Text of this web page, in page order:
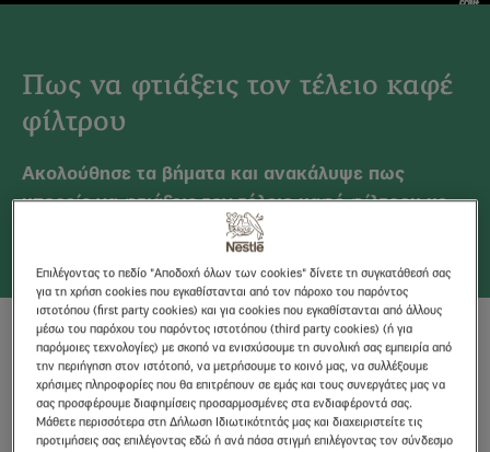
Πως να φτιάξεις τον τέλειο καφέ
φίλτρου
Aκολούθησε τα βήματα και ανακάλυψε πως
μπορείς να φτιάξεις τον τέλειο καφέ φίλτρου με
τον απόλυτο Buondi Craft Φίλτρου.
Ανακάλυψε πως μπορείς να
φτιάξεις τον τέλειο καφέ
φίλτρου!
Επιλέγοντας το πεδίο "Αποδοχή όλων των cookies" δίνετε τη συγκατάθεσή σας
για τη χρήση cookies που εγκαθίστανται από τον πάροχο του παρόντος
ιστοτόπου (first party cookies) και για cookies που εγκαθίστανται από άλλους
μέσω του παρόχου του παρόντος ιστοτόπου (third party cookies) (ή για
παρόμοιες τεχνολογίες) με σκοπό να ενισχύσουμε τη συνολική σας εμπειρία από
την περιήγηση στον ιστότοπό, να μετρήσουμε το κοινό μας, να συλλέξουμε
χρήσιμες πληροφορίες που θα επιτρέπουν σε εμάς και τους συνεργάτες μας να
σας προσφέρουμε διαφημίσεις προσαρμοσμένες στα ενδιαφέροντά σας.
Μάθετε περισσότερα στη Δήλωση Ιδιωτικότητάς μας και διαχειριστείτε τις
προτιμήσεις σας επιλέγοντας εδώ ή ανά πάσα στιγμή επιλέγοντας τον σύνδεσμο